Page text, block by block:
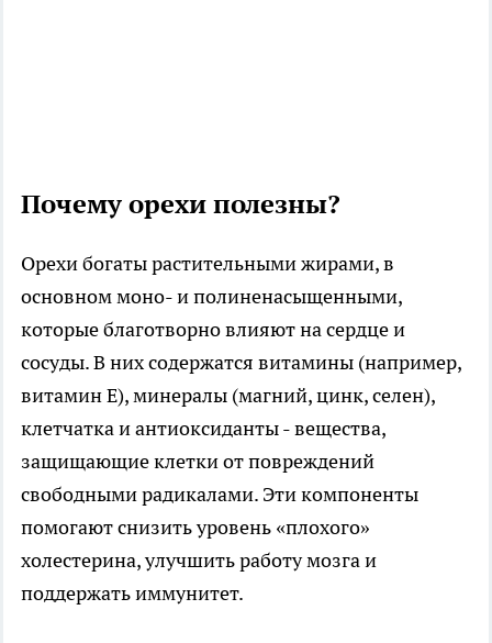
Почему орехи полезны?
Орехи богаты растительными жирами, в
основном моно- и полиненасыщенными,
которые благотворно влияют на сердце и
сосуды. В них содержатся витамины (например,
витамин Е), минералы (магний, цинк, селен),
клетчатка и антиоксиданты - вещества,
защищающие клетки от повреждений
свободными радикалами. Эти компоненты
помогают снизить уровень «плохого»
холестерина, улучшить работу мозга и
поддержать иммунитет.